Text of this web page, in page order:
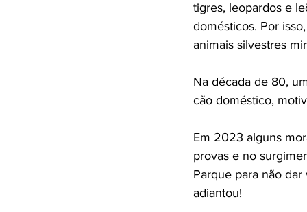
tigres, leopardos e
domésticos. Por
animais silvestres
Na década de 80,
cão doméstico,
Em 2023 alguns
provas e no
Parque para não
adiantou!